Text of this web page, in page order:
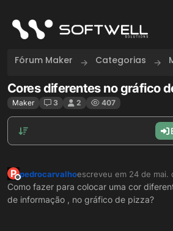
Fórum Maker Categorias
Cores diferentes no gráfico
Maker 3 2 407
P
Offline
pedrocarvalhoescreveu em 24 de mai.
última edição por
Como fazer para colocar uma cor
de informação , no gráfico de pizza?